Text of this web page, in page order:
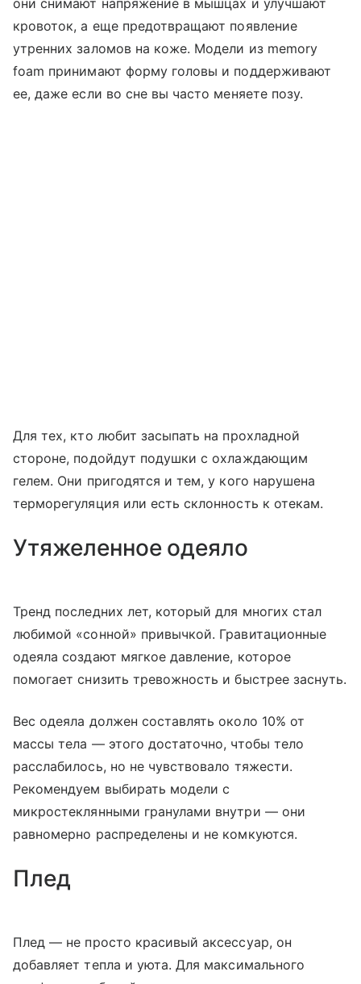
они снимают напряжение в мышцах и улучшают
кровоток, а еще предотвращают появление
утренних заломов на коже. Модели из memory
foam принимают форму головы и поддерживают
ее, даже если во сне вы часто меняете позу.
Для тех, кто любит засыпать на прохладной
стороне, подойдут подушки с охлаждающим
гелем. Они пригодятся и тем, у кого нарушена
терморегуляция или есть склонность к отекам.
Утяжеленное одеяло
Тренд последних лет, который для многих стал
любимой «сонной» привычкой. Гравитационные
одеяла создают мягкое давление, которое
помогает снизить тревожность и быстрее заснуть.
Вес одеяла должен составлять около 10% от
массы тела — этого достаточно, чтобы тело
расслабилось, но не чувствовало тяжести.
Рекомендуем выбирать модели с
микростеклянными гранулами внутри — они
равномерно распределены и не комкуются.
Плед
Плед — не просто красивый аксессуар, он
добавляет тепла и уюта. Для максимального